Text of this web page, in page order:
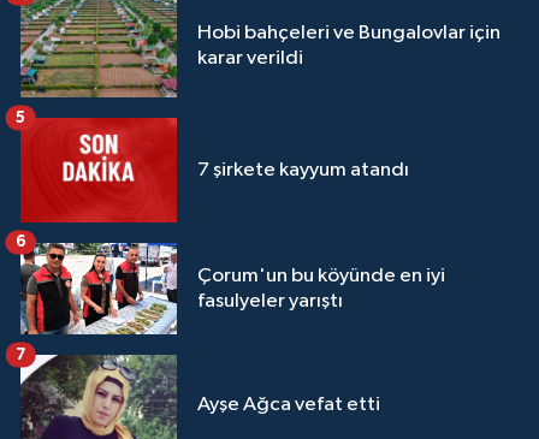
Hobi bahçeleri ve Bungalovlar için
karar verildi
7 şirkete kayyum atandı
5
Çorum'un bu köyünde en iyi
fasulyeler yarıştı
6
Ayşe Ağca vefat etti
7